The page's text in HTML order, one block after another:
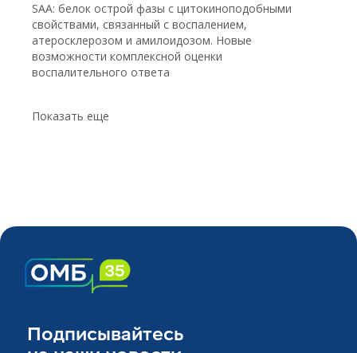
SAA: белок острой фазы с цитокиноподобными
свойствами, связанный с воспалением,
атеросклерозом и амилоидозом. Новые
возможности комплексной оценки
воспалительного ответа
Показать еще
Подписывайтесь